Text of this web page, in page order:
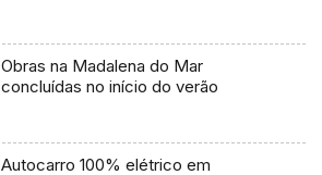
Obras na Madalena do Mar
concluídas no início do verão
Autocarro 100% elétrico em